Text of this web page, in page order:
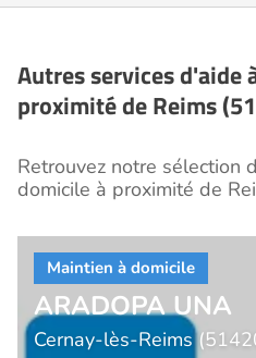
Autres services d'aide
proximité de Reims
Retrouvez notre sélection
domicile à proximité de
ARADOPA UNA
Cernay-lès-Reims